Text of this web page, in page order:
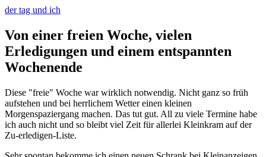
der tag und ich
Von einer freien Woche, vielen
Erledigungen und einem entspannten
Wochenende
Diese "freie" Woche war wirklich notwendig. Nicht ganz so früh
aufstehen und bei herrlichem Wetter einen kleinen
Morgenspaziergang machen. Das tut gut. All zu viele Termine habe
ich auch nicht und so bleibt viel Zeit für allerlei Kleinkram auf der
Zu-erledigen-Liste.